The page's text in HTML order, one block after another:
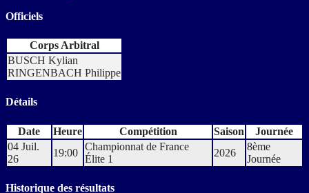
Officiels
Corps Arbitral
BUSCH Kylian
RINGENBACH Philippe
Détails
Date Heure Compétition Saison
Journée
04 Juil.
26
19:00
Championnat de France
Élite 1
2026
8ème
Journée
Historique des résultats